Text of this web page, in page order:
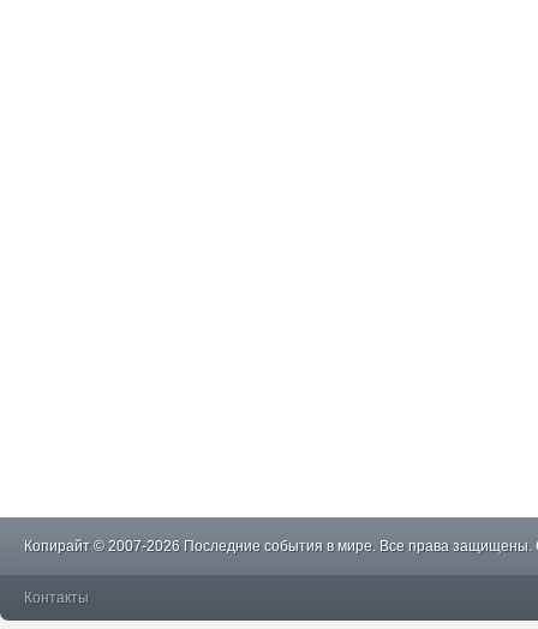
Копирайт © 2007-2026 Последние события в мире. Все права защищены.
Контакты